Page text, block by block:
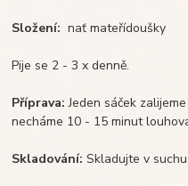
Složení: nať mateřídoušky
Pije se 2 - 3 x denně.
Příprava: Jeden sáček
necháme 10 - 15 minut
Skladování:Skladujte v